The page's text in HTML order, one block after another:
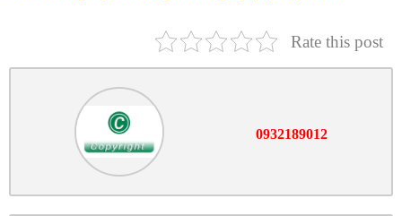
Rate this post
0932189012